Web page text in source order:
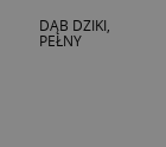
DĄB DZIKI,
PEŁNY